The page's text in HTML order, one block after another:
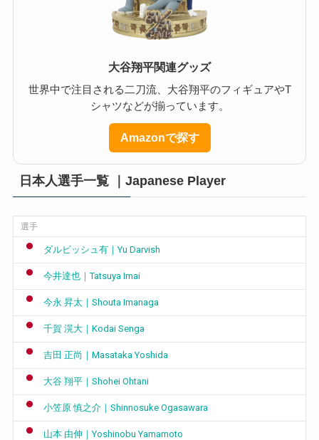
大谷翔平関連グッズ
世界中で注目される二刀流、大谷翔平のフィギュアやT
シャツなどが揃っています。
Amazonで探す
日本人選手一覧 ｜Japanese Player
選手
ダルビッシュ有｜Yu Darvish
今井達也｜Tatsuya Imai
今永 昇太｜Shouta Imanaga
千賀 滉大｜Kodai Senga
吉田 正尚｜Masataka Yoshida
大谷 翔平｜Shohei Ohtani
小笠原 慎之介｜Shinnosuke Ogasawara
山本 由伸｜Yoshinobu Yamamoto